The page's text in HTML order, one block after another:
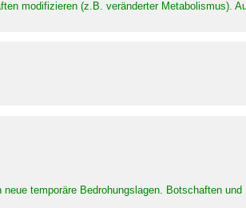
modifizieren (z.B. veränderter Metabolismus).
temporäre Bedrohungslagen. Botschaften